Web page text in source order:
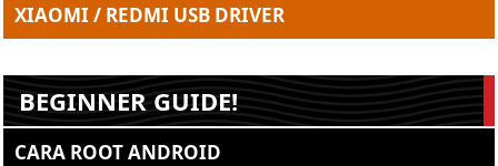
XIAOMI / REDMI USB DRIVER
BEGINNER GUIDE!
CARA ROOT ANDROID